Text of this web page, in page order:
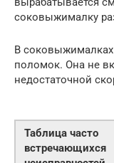
соковыжималку
В
поломок. Она не
недостаточной
Таблица часто
встречающихся